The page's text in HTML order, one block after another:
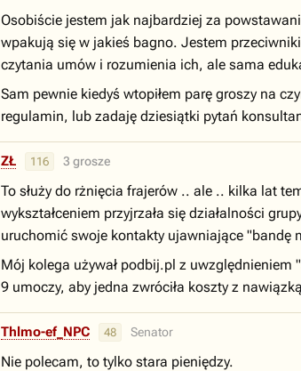
Osobiście jestem jak najbardziej za
wpakują się w jakieś bagno. Jestem
czytania umów i rozumienia ich, ale sama
Sam pewnie kiedyś wtopiłem parę groszy na
regulamin, lub zadaję dziesiątki pytań
ZŁ 116 3 grosze
To służy do rżnięcia frajerów .. ale .. kilka lat
wykształceniem przyjrzała się działalności
uruchomić swoje kontakty ujawniające "bandę
Mój kolega używał podbij.pl z uwzględnieniem
9 umoczy, aby jedna zwróciła koszty z
Thlmo-ef_NPC 48 Senator
Nie polecam, to tylko stara pieniędzy.